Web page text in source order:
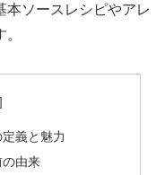
本ソースレシピやアレ
義と魅力
由来